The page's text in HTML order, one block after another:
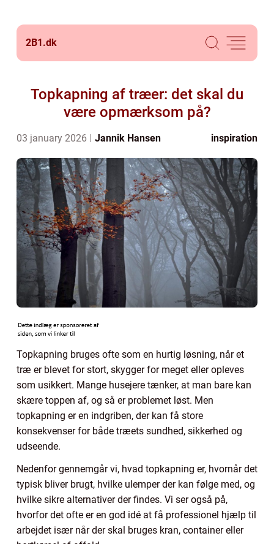
2B1.dk
Topkapning af træer: det skal du
være opmærksom på?
03 january 2026 Jannik Hansen inspiration
Topkapning bruges ofte som en hurtig løsning, når et
træ er blevet for stort, skygger for meget eller opleves
som usikkert. Mange husejere tænker, at man bare kan
skære toppen af, og så er problemet løst. Men
topkapning er en indgriben, der kan få store
konsekvenser for både træets sundhed, sikkerhed og
udseende.
Nedenfor gennemgår vi, hvad topkapning er, hvornår det
typisk bliver brugt, hvilke ulemper der kan følge med, og
hvilke sikre alternativer der findes. Vi ser også på,
hvorfor det ofte er en god idé at få professionel hjælp til
arbejdet især når der skal bruges kran, container eller